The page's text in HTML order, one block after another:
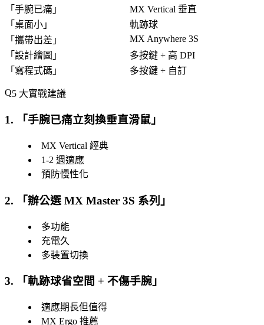
「 手腕已痛 」
MX Vertical 垂直
「 桌面小 」
軌跡球
「 攜帶出差 」
MX Anywhere 3S
「 設計繪圖 」
多按鍵 + 高 DPI
「 寫程式碼 」 多按鍵 + 自訂
5 大實戰建議
1. 「 手腕已痛立刻換垂直滑鼠 」
MX Vertical 經典
1-2 週適應
預防慢性化
2. 「辦公選 MX Master 3S 系列 」
多功能
充電久
多裝置切換
3. 「軌跡球省空間 + 不傷手腕 」
適應期長但值得
MX Ergo 推薦